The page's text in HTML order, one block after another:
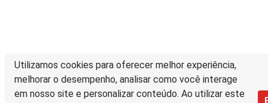
Utilizamos cookies para oferecer melhor experiência,
melhorar o desempenho, analisar como você interage
em nosso site e personalizar conteúdo. Ao utilizar este